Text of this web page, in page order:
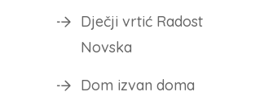
Dječji vrtić Radost
Novska
Dom izvan doma